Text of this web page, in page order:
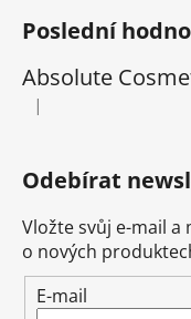
Poslední
Hodnocení
|
Odebírat
Vložte svůj e-mail
o nových
E-mail